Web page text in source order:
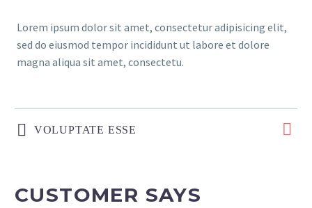
Lorem ipsum dolor sit amet, consectetur adipisicing elit,
sed do eiusmod tempor incididunt ut labore et dolore
magna aliqua sit amet, consectetu.
VOLUPTATE ESSE
CUSTOMER SAYS